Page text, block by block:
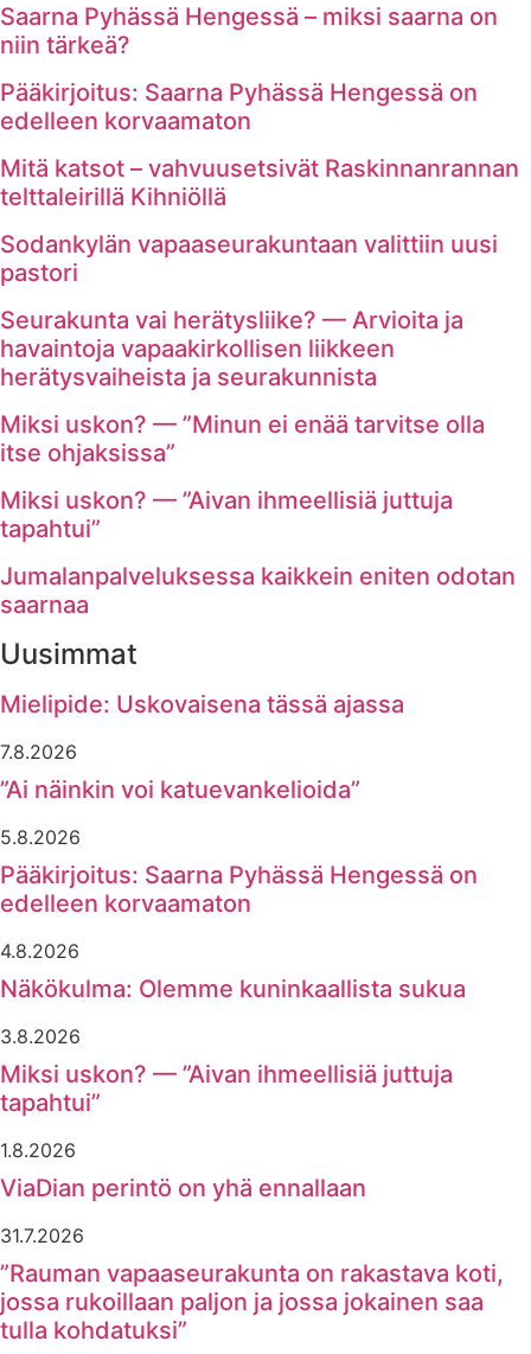
Saarna Pyhässä Hengessä – miksi saarna on
niin tärkeä?
Pääkirjoitus: Saarna Pyhässä Hengessä on
edelleen korvaamaton
Mitä katsot – vahvuusetsivät Raskinnanrannan
telttaleirillä Kihniöllä
Sodankylän vapaaseurakuntaan valittiin uusi
pastori
Seurakunta vai herätysliike? — Arvioita ja
havaintoja vapaakirkollisen liikkeen
herätysvaiheista ja seurakunnista
Miksi uskon? — ”Minun ei enää tarvitse olla
itse ohjaksissa”
Miksi uskon? — ”Aivan ihmeellisiä juttuja
tapahtui”
Jumalanpalveluksessa kaikkein eniten odotan
saarnaa
Uusimmat
Mielipide: Uskovaisena tässä ajassa
7.8.2026
”Ai näinkin voi katuevankelioida”
5.8.2026
Pääkirjoitus: Saarna Pyhässä Hengessä on
edelleen korvaamaton
4.8.2026
Näkökulma: Olemme kuninkaallista sukua
3.8.2026
Miksi uskon? — ”Aivan ihmeellisiä juttuja
tapahtui”
1.8.2026
ViaDian perintö on yhä ennallaan
31.7.2026
”Rauman vapaaseurakunta on rakastava koti,
jossa rukoillaan paljon ja jossa jokainen saa
tulla kohdatuksi”